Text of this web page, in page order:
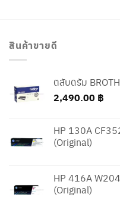
สินค้าขายดี
ตลับดรัม
2,490.00 ฿
HP 130A
(Original)
HP 416A
(Original)